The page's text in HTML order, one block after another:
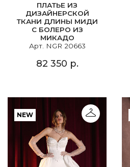
ПЛАТЬЕ ИЗ
ДИЗАЙНЕРСКОЙ
ТКАНИ ДЛИНЫ МИДИ
С БОЛЕРО ИЗ
МИКАДО
Арт. NGR 20663
82 350 р.
NEW